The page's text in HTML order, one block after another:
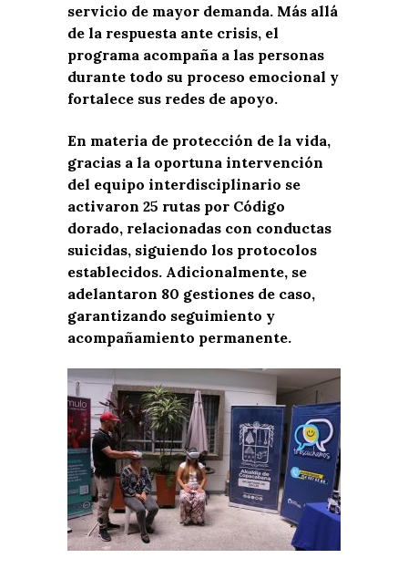
servicio de mayor demanda. Más allá
de la respuesta ante crisis, el
programa acompaña a las personas
durante todo su proceso emocional y
fortalece sus redes de apoyo.
En materia de protección de la vida,
gracias a la oportuna intervención
del equipo interdisciplinario se
activaron 25 rutas por Código
dorado, relacionadas con conductas
suicidas, siguiendo los protocolos
establecidos. Adicionalmente, se
adelantaron 80 gestiones de caso,
garantizando seguimiento y
acompañamiento permanente.